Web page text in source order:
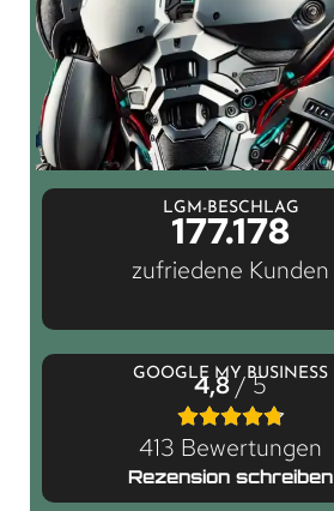
LGM-BESCHLAG
177.178
zufriedene Kunden
GOOGLE MY BUSINESS
4,8/ 5
413 Bewertungen
Rezension schreiben